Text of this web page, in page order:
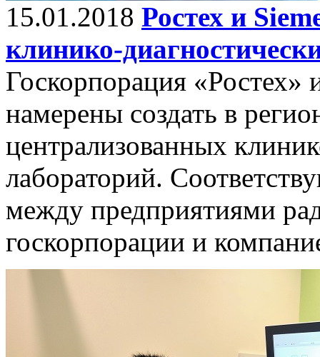
15.01.2018 Ростех и
клинико-
Госкорпорация «Ростех»
намерены создать в
централизованных
лабораторий.
между предприятиями
госкорпорации и